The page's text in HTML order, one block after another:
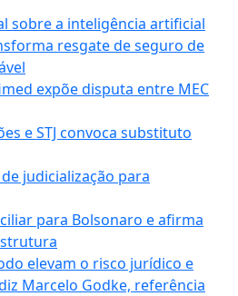
sobre a inteligência artificial
resgate de seguro de
expõe disputa entre MEC
e STJ convoca substituto
judicialização para
para Bolsonaro e afirma
elevam o risco jurídico e
Marcelo Godke, referência